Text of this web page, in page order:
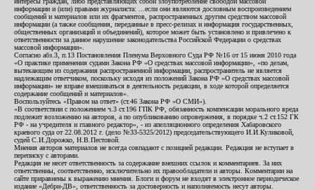
информации и (или) правами журналиста: ...если они являются дословным воспроизведением
сообщений и материалов или их фрагментов, распространенных другим средством массовой
информации (а также сообщения, переданные в пресс-релизах и информация государственных,
общественных организаций и объединений), которое может быть установлено и привлечено к
ответственности за данное нарушение законодательства Российской Федерации о средствах
массовой информации».
Согласно абз.3, п.13 Постановления Пленума Верховного Суда РФ №16 от 15 июня 2010 года
«О практике применения судами Закона РФ «О средствах массовой информации», «по делам,
вытекающим из содержания распространенной информации, распространитель не является
надлежащим ответчиком, поскольку исходя из положений Закона РФ «О средствах массовой
информации» не вправе вмешиваться в деятельность редакции, в ходе которой определяется
содержание сообщений и материалов».
Воспользуйтесь «Правом на ответ» (ст.46 Закона РФ «О СМИ»).
«В соответствии с положением ч.3 ст.196 ГПК РФ, обязанность компенсации морального вреда
подлежит возложению на авторов, а по опубликованию опровержения, в порядке ч.2 ст.152 ГК
РФ - на учредителя и главного редактор», - из апелляционного определения Хабаровского
краевого суда от 22.08.2012 г. (дело №33-5325/2012) председательствующего И.И.Куликовой,
судей С.И.Дорожко, Н.В.Пестовой.
Мнения авторов материалов не всегда совпадают с позицией редакции. Редакция не вступает в
переписку с авторами.
Редакция не несет ответственность за содержание внешних ссылок и комментариев. За них
ответственны, соответственно, исключительно их правообладатели и авторы. Комментарии на
сайте приравнены к выражению мнения. Блоги и форум не входят в электронное периодическое
издание «Дебри-ДВ», ответственность за достоверность и наполняемость несут авторы.